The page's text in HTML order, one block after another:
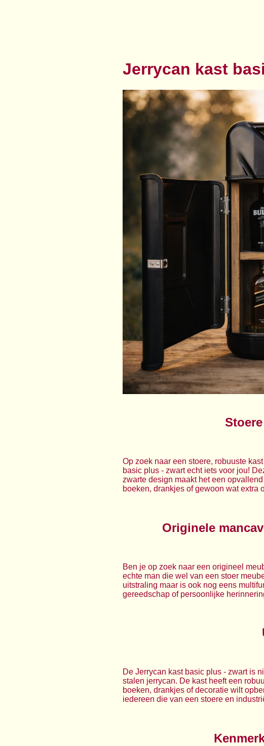
Jerrycan kast
Op zoek naar een stoere, robuuste
basic plus - zwart echt iets voor jou!
zwarte design maakt het een
boeken, drankjes of gewoon wat extra
Originele
Ben je op zoek naar een origineel
echte man die wel van een stoer
uitstraling maar is ook nog eens
gereedschap of persoonlijke
De Jerrycan kast basic plus - zwart is
stalen jerrycan. De kast heeft een
boeken, drankjes of decoratie wilt
iedereen die van een stoere en